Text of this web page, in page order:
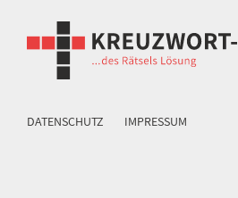
DATENSCHUTZ IMPRESSUM